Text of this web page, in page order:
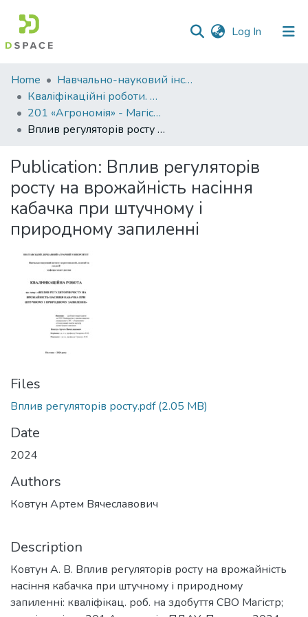
Log In (current)
Communities
&
Collections
All of DSpace
Statistics
Home
Навчально-науковий інститут агротехнологій, селекції та екології
Кваліфікаційні роботи. ННІ агротехнологій, селекції та екології
201 «Агрономія» - Магістри 2023-2024
Вплив регуляторів росту на врожайність насіння кабачка при штучному і природному запиленні
Publication: Вплив регуляторів
росту на врожайність насіння
кабачка при штучному і
природному запиленні
Files
Вплив регуляторів росту.pdf(2.05 MB)
Date
2024
Authors
Ковтун Артем Вячеславович
Description
Ковтун А. В. Вплив регуляторів росту на врожайність
насіння кабачка при штучному і природному
запиленні: кваліфікац. роб. на здобуття СВО Магістр;